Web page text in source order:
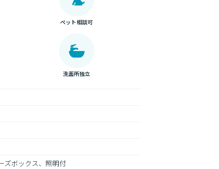
ペット相談可
洗面所独立
ズボックス、照明付